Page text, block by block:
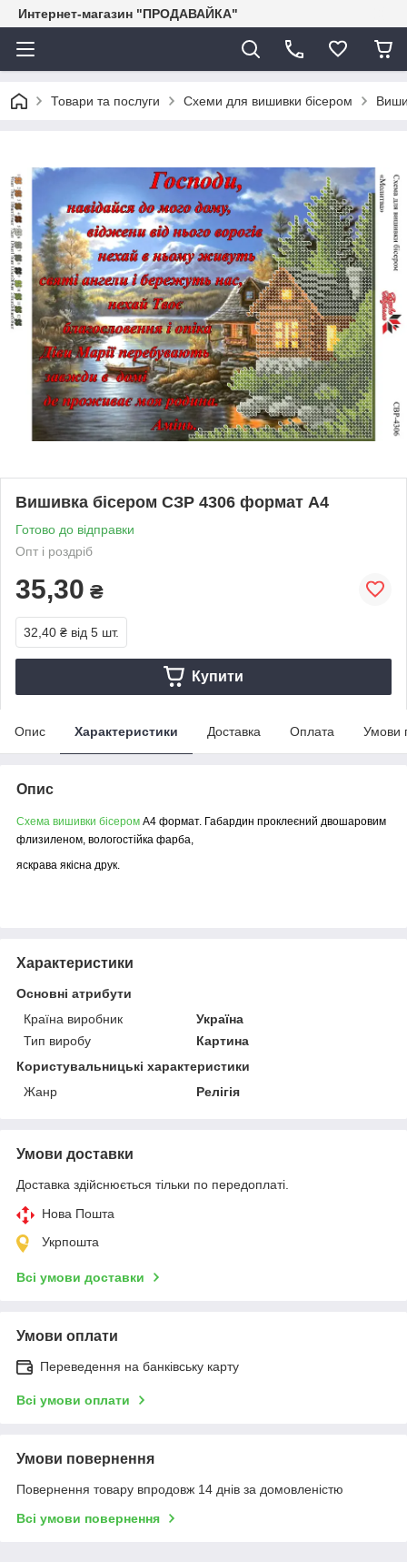
Интернет-магазин "ПРОДАВАЙКА"
Товари та послуги Схеми для вишивки бісером
Вишивка бісером СЗР 4306 формат А4
Готово до відправки
Опт і роздріб
35,30 ₴
32,40 ₴ від 5 шт.
Купити
Опис Характеристики Доставка Оплата Умови
Опис
Схема вишивки бісером А4 формат. Габардин проклеєний двошаровим
флизиленом, вологостійка фарба,
яскрава якісна друк.
Характеристики
Основні атрибути
Країна виробник
Україна
Тип виробу
Картина
Користувальницькі характеристики
Жанр
Релігія
Умови доставки
Доставка здійснюється тільки по передоплаті.
Нова Пошта
Укрпошта
Всі умови доставки
Умови оплати
Переведення на банківську карту
Всі умови оплати
Умови повернення
Повернення товару впродовж 14 днів за домовленістю
Всі умови повернення